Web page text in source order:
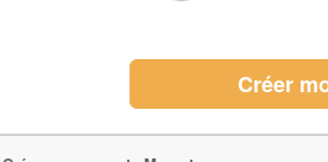
Créer